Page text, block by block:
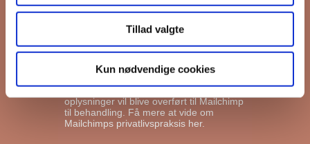
Tillad valgte
Kun nødvendige cookies
sende dig emails.Du kan læse vores
Vi bruger Mailchimp til at sende
nyhedsbreve ud. Ved at klikke nedenfor
for at abonnere, anerkender du, at dine
oplysninger vil blive overført til Mailchimp
til behandling. Få mere at vide om
Mailchimps privatlivspraksis her.